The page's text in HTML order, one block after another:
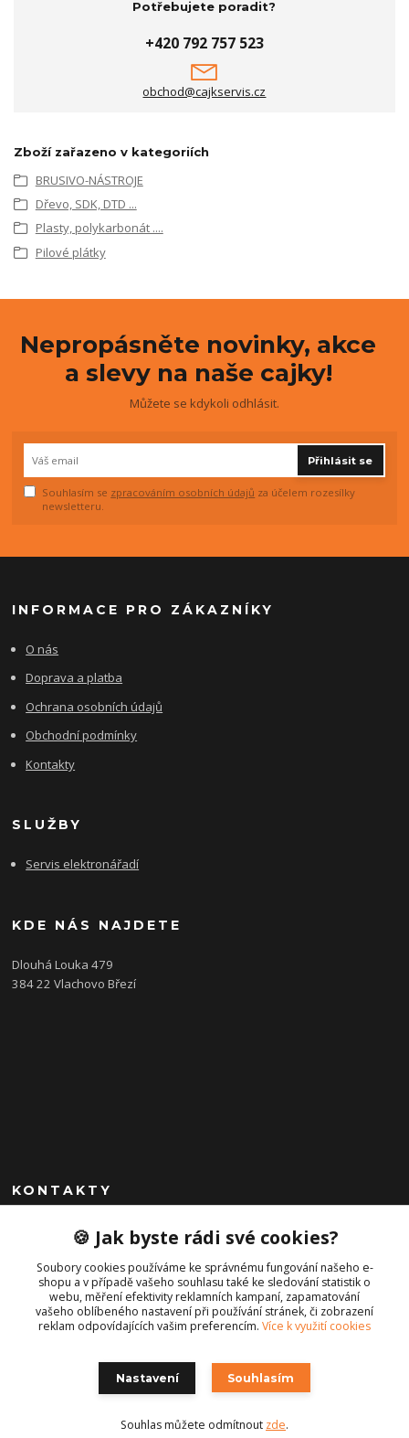
Potřebujete poradit?
+420 792 757 523
obchod@cajkservis.cz
Zboží zařazeno v kategoriích
BRUSIVO-NÁSTROJE
Dřevo, SDK, DTD ...
Plasty, polykarbonát ....
Pilové plátky
Nepropásněte novinky, akce
a slevy na naše cajky!
Můžete se kdykoli odhlásit.
Přihlásit se
Souhlasím se zpracováním osobních údajů za účelem rozesílky
newsletteru.
INFORMACE PRO ZÁKAZNÍKY
O nás
Doprava a platba
Ochrana osobních údajů
Obchodní podmínky
Kontakty
SLUŽBY
Servis elektronářadí
KDE NÁS NAJDETE
Dlouhá Louka 479
384 22 Vlachovo Březí
KONTAKTY
+420 792 757 523
obchod@cajkservis.cz
🍪 Jak byste rádi své cookies?
Soubory cookies používáme ke správnému fungování našeho e-
shopu a v případě vašeho souhlasu také ke sledování statistik o
webu, měření efektivity reklamních kampaní, zapamatování
vašeho oblíbeného nastavení při používání stránek, či zobrazení
reklam odpovídajících vašim preferencím. Více k využití cookies
Nastavení Souhlasím
Souhlas můžete odmítnout zde.